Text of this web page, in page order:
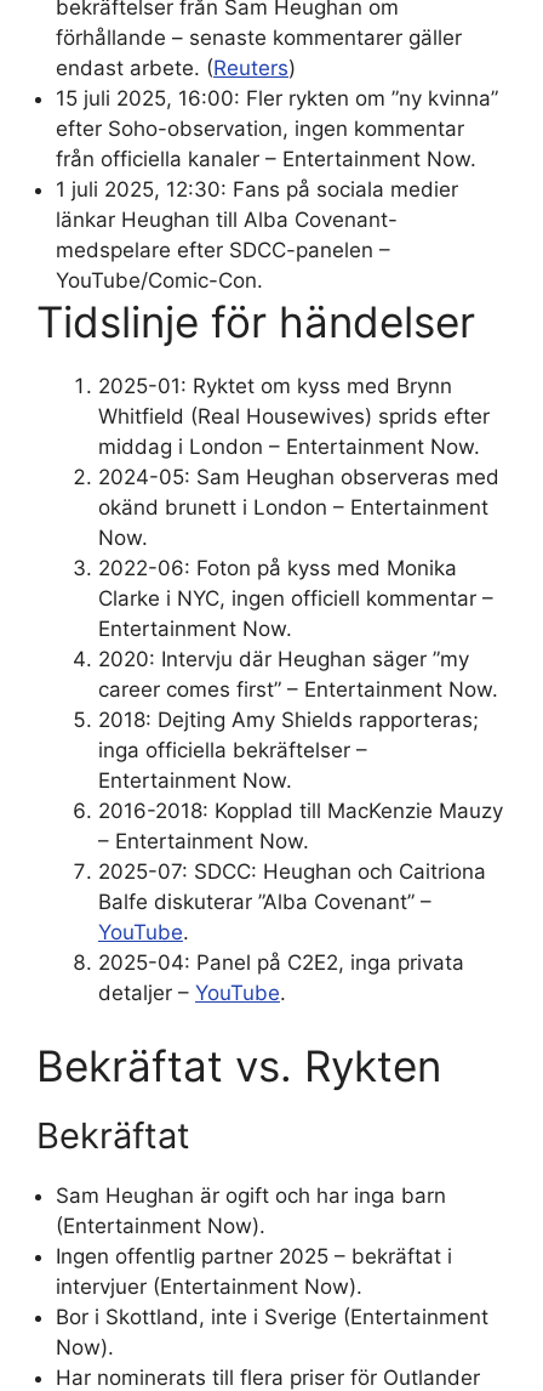
bekräftelser från Sam Heughan om
förhållande – senaste kommentarer gäller
endast arbete. (Reuters)
15 juli 2025, 16:00: Fler rykten om ”ny kvinna”
efter Soho-observation, ingen kommentar
från officiella kanaler – Entertainment Now.
1 juli 2025, 12:30: Fans på sociala medier
länkar Heughan till Alba Covenant-
medspelare efter SDCC-panelen –
YouTube/Comic-Con.
Tidslinje för händelser
2025-01: Ryktet om kyss med Brynn
Whitfield (Real Housewives) sprids efter
middag i London – Entertainment Now.
2024-05: Sam Heughan observeras med
okänd brunett i London – Entertainment
Now.
2022-06: Foton på kyss med Monika
Clarke i NYC, ingen officiell kommentar –
Entertainment Now.
2020: Intervju där Heughan säger ”my
career comes first” – Entertainment Now.
2018: Dejting Amy Shields rapporteras;
inga officiella bekräftelser –
Entertainment Now.
2016-2018: Kopplad till MacKenzie Mauzy
– Entertainment Now.
2025-07: SDCC: Heughan och Caitriona
Balfe diskuterar ”Alba Covenant” –
YouTube.
2025-04: Panel på C2E2, inga privata
detaljer – YouTube.
Bekräftat vs. Rykten
Bekräftat
Sam Heughan är ogift och har inga barn
(Entertainment Now).
Ingen offentlig partner 2025 – bekräftat i
intervjuer (Entertainment Now).
Bor i Skottland, inte i Sverige (Entertainment
Now).
Har nominerats till flera priser för Outlander